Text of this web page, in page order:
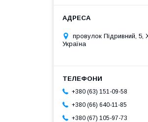
провулок Підривний, 5,
Україна
+380 (63) 151-09-58
+380 (66) 640-11-85
+380 (67) 105-97-73